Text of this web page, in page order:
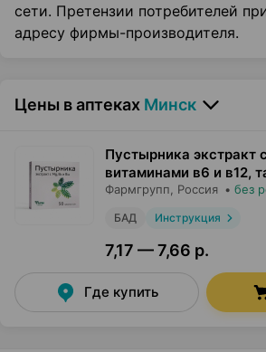
сети. Претензии потребителей
адресу фирмы-производителя.
Цены в аптеках Минск
Пустырника экстракт
витаминами в6 и в12,
Фармгрупп, Россия • без
БАД Инструкция
7,17 — 7,66 р.
Где купить